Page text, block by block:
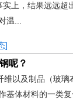
果远远超出了
温...
]
呢？
维以及制品（玻璃
基体材料的一类